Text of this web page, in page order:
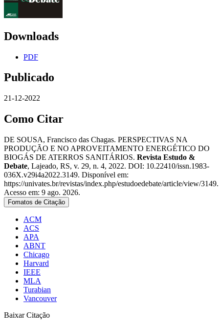
Downloads
PDF
Publicado
21-12-2022
Como Citar
DE SOUSA, Francisco das Chagas. PERSPECTIVAS NA
PRODUÇÃO E NO APROVEITAMENTO ENERGÉTICO DO
BIOGÁS DE ATERROS SANITÁRIOS. Revista Estudo &
Debate, Lajeado, RS, v. 29, n. 4, 2022. DOI: 10.22410/issn.1983-
036X.v29i4a2022.3149. Disponível em:
https://univates.br/revistas/index.php/estudoedebate/article/view/3149.
Acesso em: 9 ago. 2026.
Fomatos de Citação
ACM
ACS
APA
ABNT
Chicago
Harvard
IEEE
MLA
Turabian
Vancouver
Baixar Citação